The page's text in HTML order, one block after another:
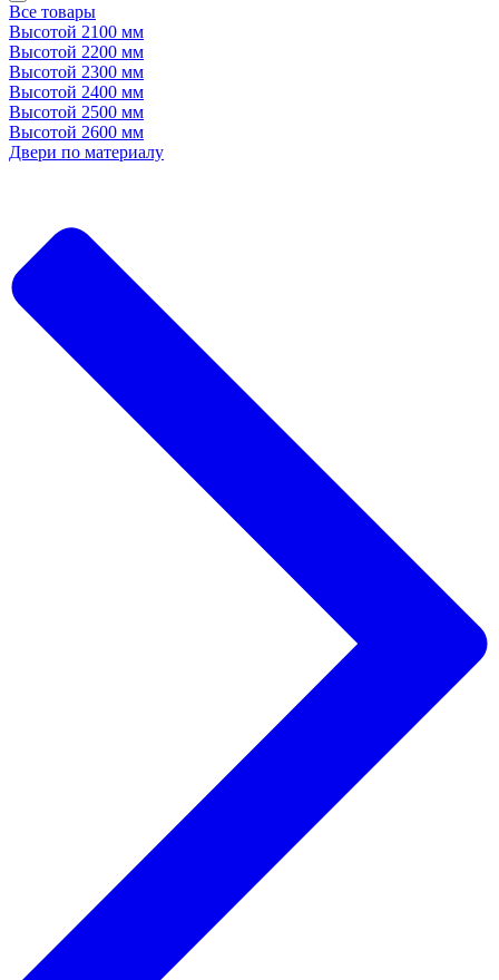
Все товары
Высотой 2100 мм
Высотой 2200 мм
Высотой 2300 мм
Высотой 2400 мм
Высотой 2500 мм
Высотой 2600 мм
Двери по материалу